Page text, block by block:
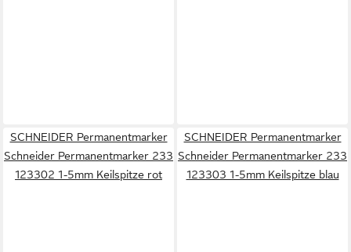
SCHNEIDER Permanentmarker
Schneider Permanentmarker 233
123302 1-5mm Keilspitze rot
SCHNEIDER Permanentmarker
Schneider Permanentmarker 233
123303 1-5mm Keilspitze blau